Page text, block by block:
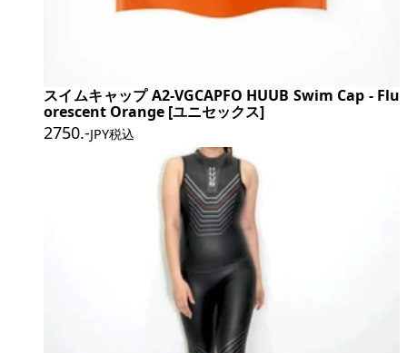
スイムキャップ A2-VGCAPFO HUUB Swim Cap - Flu
orescent Orange [ユニセックス]
2750.-JPY税込